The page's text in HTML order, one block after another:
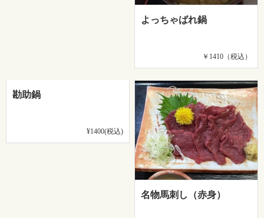
よっちゃばれ鍋
￥1410（税込）
勘助鍋
¥1400(税込)
名物馬刺し（赤身）